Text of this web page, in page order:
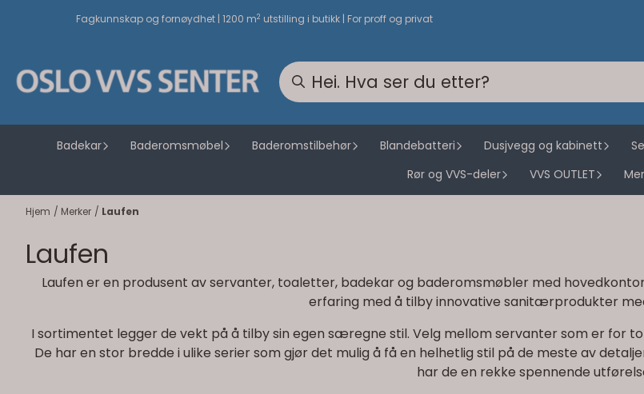
Hopp til innholdFagkunnskap og fornøydhet | 1200 m2 utstilling i butikk | For proff og privat
Badekar Baderomsmøbel Baderomstilbehør Blandebatteri Dusjvegg og kabinett
Rør og VVS-deler
VVS OUTLET
Hjem / Merker / Laufen
Laufen
Laufen er en produsent av servanter, toaletter, badekar og baderomsmøbler med
erfaring med å tilby innovative sanitærprodukter
I sortimentet legger de vekt på å tilby sin egen særegne stil. Velg mellom servanter som er for
De har en stor bredde i ulike serier som gjør det mulig å få en helhetlig stil på de meste av
har de en rekke spennende